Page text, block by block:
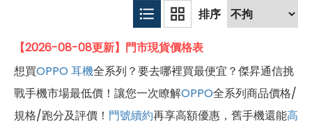
【2026-08-08更新】門市現貨價格表
想買OPPO 耳機全系列？要去哪裡買最便宜？傑昇通信挑
戰手機市場最低價！讓您一次瞭解OPPO全系列商品價格/
規格/跑分及評價！ 門號續約再享高額優惠，舊手機還能高